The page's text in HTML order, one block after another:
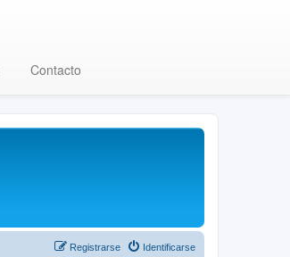
Contacto
Identificarse
Registrarse